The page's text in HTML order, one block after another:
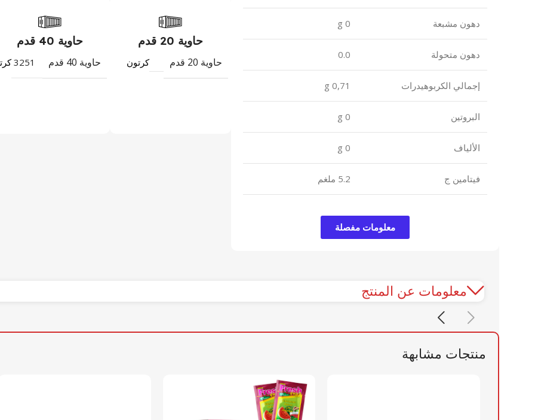
دهون مشبعة 0 g
دهون متحولة 0.0
إجمالي الكربوهيدرات 0,71 g
البروتين 0 g
الألياف 0 g
فيتامين ج 5.2 ملغم
معلومات مفصلة
حاوية 20 قدم
حاوية 20 قدم كرتون
حاوية 40 قدم
حاوية 40 قدم 3251
معلومات عن المنتج
منتجات مشابهة